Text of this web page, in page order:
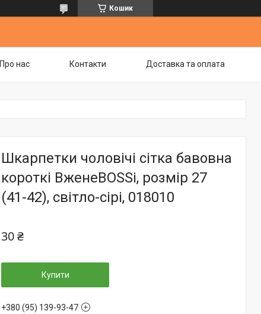
Кошик
Про нас Контакти Доставка та оплата
Шкарпетки чоловічі сітка бавовна
короткі ВженеBOSSі, розмір 27
(41-42), світло-сірі, 018010
30 ₴
Купити
+380 (95) 139-93-47